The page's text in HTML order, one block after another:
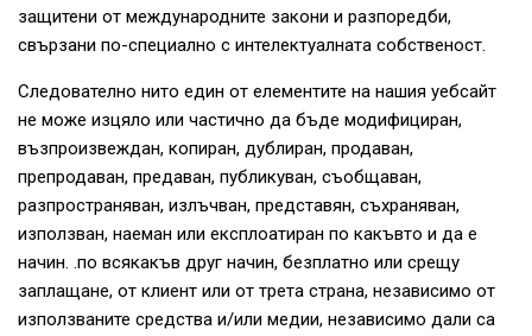
защитени от международните закони и разпоредби,
свързани по-специално с интелектуалната собственост.
Следователно нито един от елементите на нашия уебсайт
не може изцяло или частично да бъде модифициран,
възпроизвеждан, копиран, дублиран, продаван,
препродаван, предаван, публикуван, съобщаван,
разпространяван, излъчван, представян, съхраняван,
използван, наеман или експлоатиран по какъвто и да е
начин. .по всякакъв друг начин, безплатно или срещу
заплащане, от клиент или от трета страна, независимо от
използваните средства и/или медии, независимо дали са